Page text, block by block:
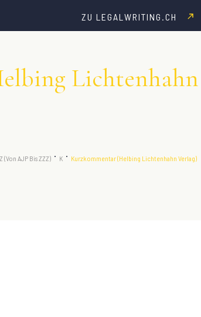
ZU LEGALWRITING.CH
Lichtenhahn
(von AJP Bis ZZZ) K Kurzkommentar (Helbing Lichtenhahn Verlag)